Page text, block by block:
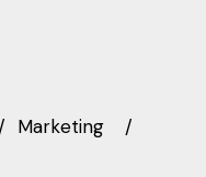
Marketing